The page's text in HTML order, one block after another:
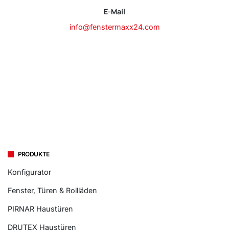
E-Mail
info@fenstermaxx24.com
PRODUKTE
Konfigurator
Fenster, Türen & Rollläden
PIRNAR Haustüren
DRUTEX Haustüren